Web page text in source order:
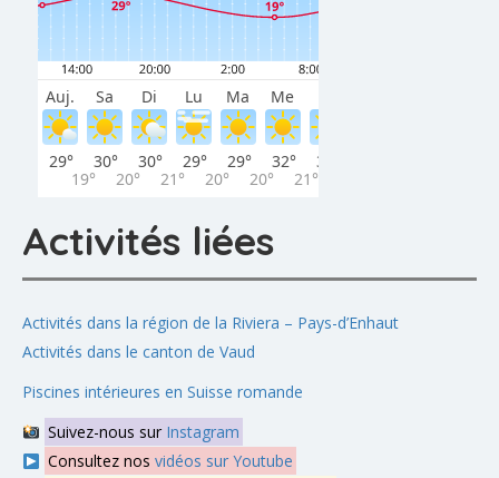
Activités liées
Activités dans la région de la Riviera – Pays-d’Enhaut
Activités dans le canton de Vaud
Piscines intérieures en Suisse romande
Suivez-nous sur Instagram
Consultez nos vidéos sur Youtube